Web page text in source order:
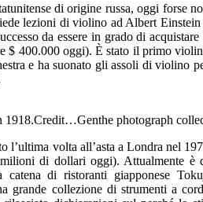
di origine russa, oggi forse
lezioni di violino ad Albert Einstein
da essere in grado di
$ 400.000 oggi). È stato il primo
e ha suonato gli assoli di violino
1918.Credit…Genthe photograph
l’ultima volta all’asta a Londra nel
di dollari oggi). Attualmente è
catena di ristoranti giapponese
grande collezione di strumenti a